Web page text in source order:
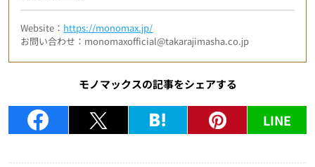
Website： https://monomax.jp/
お問い合わせ：monomaxofficial@takarajimasha.co.jp
モノマックスの記事をシェアする
LINE